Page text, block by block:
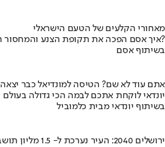
מאחורי הקלעים של הטעם הישראלי
איך אסם הפכה את תקופת הצנע והמחסור הקשה של שנות ה-40 למותג לאומי?
בשיתוף אסם
אתם עוד לא שם? הטיסה למונדיאל כבר יצאה
יונדאי לוקחת אתכם לבמה הכי גדולה בעולם
בשיתוף יונדאי מבית כלמוביל
ירושלים 2040: העיר נערכת ל- 1.5 מליון תושבים